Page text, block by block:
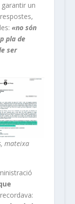
un
«no són
pla de
ser
mateixa